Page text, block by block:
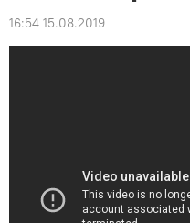
16:54 15.08.2019